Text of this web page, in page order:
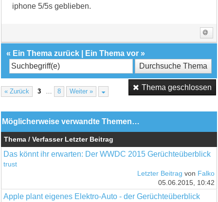
iphone 5/5s geblieben.
« Ein Thema zurück Ein Thema vor »
« Zurück 3 8 Weiter » Thema geschlossen
Möglicherweise verwandte Themen…
Thema / Verfasser Letzter Beitrag
Das könnt ihr erwarten: Der WWDC 2015 Gerüchteüberblick
trust
Letzter Beitrag von Falko
05.06.2015, 10:42
Apple plant eigenes Elektro-Auto - der Gerüchteüberblick